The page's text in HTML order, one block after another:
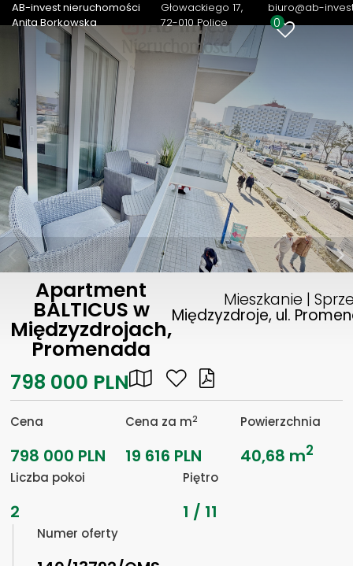
AB-invest nieruchomości
Anita Borkowska
Głowackiego 17
72-010 Police
biuro@ab-
0
Apartment
BALTICUS w
Międzyzdrojach,
Promenada
Mieszkanie |
Międzyzdroje, ul.
798 000 PLN
Cena
798 000 PLN
Cena za m2
19 616 PLN
Powierzchnia
40,68 m2
Liczba pokoi
2
Piętro
1 / 11
Numer oferty